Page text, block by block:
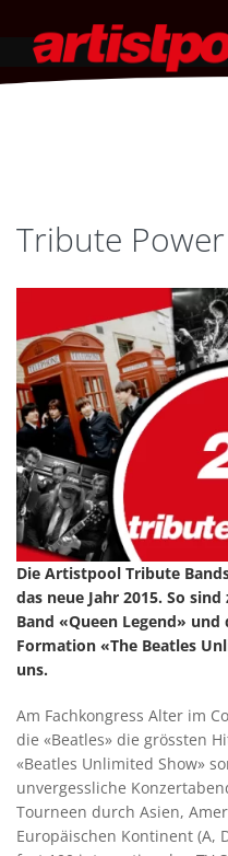
Tribute
Die Artistpool Tribute
das neue Jahr 2015. So
Band «Queen Legend»
Formation «The Beatles
uns.
Am Fachkongress Alter im
die «Beatles» die grössten
«Beatles Unlimited Show»
unvergessliche
Tourneen durch Asien,
Europäischen Kontinent (A,